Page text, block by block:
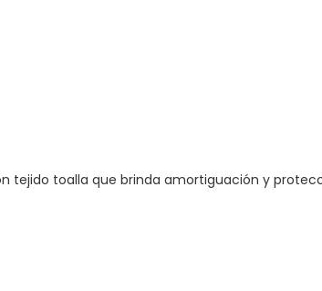
tejido toalla que brinda amortiguación y